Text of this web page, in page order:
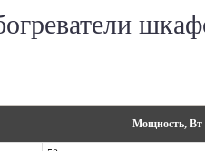
Мощность, Вт